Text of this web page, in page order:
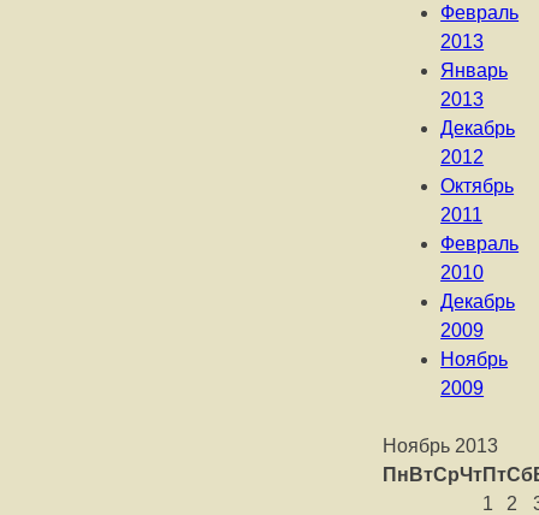
Февраль
2013
Январь
2013
Декабрь
2012
Октябрь
2011
Февраль
2010
Декабрь
2009
Ноябрь
2009
Ноябрь 2013
Пн ВтСрЧтПтСб
1 2